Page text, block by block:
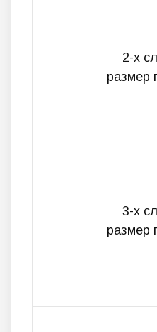
2-х
размер
3-х
размер